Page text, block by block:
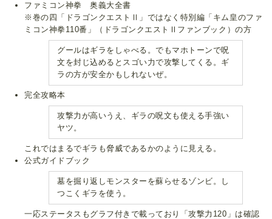
ファミコン神拳 奥義大全書
※巻の四「ドラゴンクエストⅡ」ではなく特別編「キム皇のファ
ミコン神拳110番」（ドラゴンクエストⅡファンブック）の方
グールはギラをしゃべる。でもマホトーンで呪
文を封じ込めるとスゴい力で攻撃してくる。ギ
ラの方が安全かもしれないぜ。
完全攻略本
攻撃力が高いうえ、ギラの呪文も使える手強い
ヤツ。
これではまるでギラも脅威であるかのように見える。
公式ガイドブック
墓を掘り返しモンスターを蘇らせるゾンビ。し
つこくギラを使う。
一応ステータスもグラフ付きで載っており「攻撃力120」は確認